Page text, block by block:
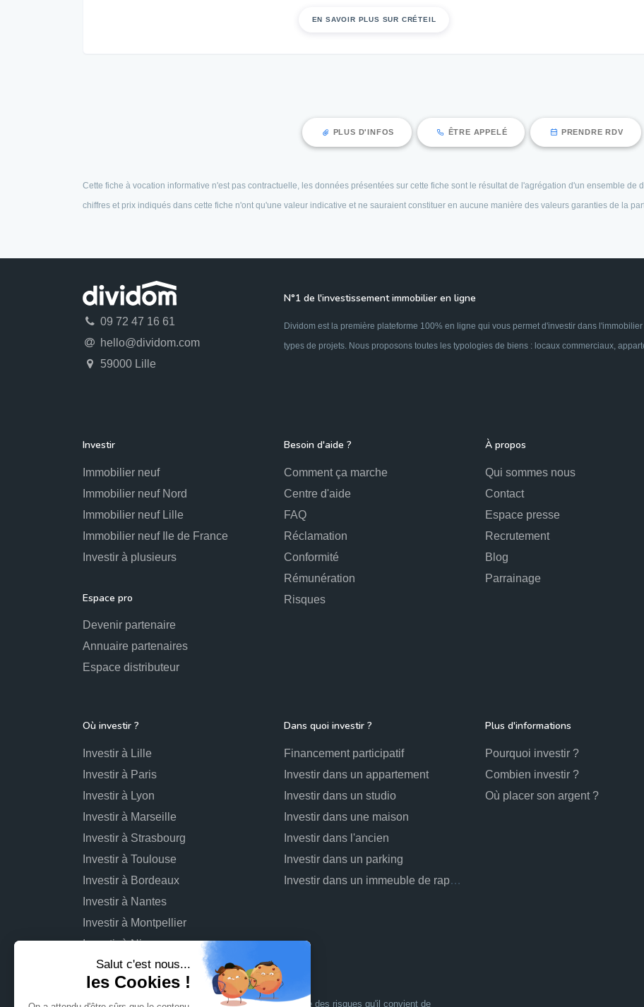
EN SAVOIR PLUS SUR CRÉTEIL
PLUS D'INFOS ÊTRE APPELÉ PRENDRE RDV
Cette fiche à vocation informative n'est pas contractuelle, les données présentées sur cette fiche sont le résultat de l'agrégation d'un ensemble
chiffres et prix indiqués dans cette fiche n'ont qu'une valeur indicative et ne sauraient constituer en aucune manière des valeurs garanties de la
09 72 47 16 61
hello@dividom.com
59000 Lille
N°1 de l'investissement immobilier en ligne
Dividom est la première plateforme 100% en ligne qui vous permet d'investir dans
types de projets. Nous proposons toutes les typologies de biens : locaux commerciaux,
Investir
Immobilier neuf
Immobilier neuf Nord
Immobilier neuf Lille
Immobilier neuf Ile de France
Investir à plusieurs
Espace pro
Devenir partenaire
Annuaire partenaires
Espace distributeur
Besoin d'aide ?
Comment ça marche
Centre d'aide
FAQ
Réclamation
Conformité
Rémunération
Risques
À propos
Qui sommes nous
Contact
Espace presse
Recrutement
Blog
Parrainage
Où investir ?
Investir à Lille
Investir à Paris
Investir à Lyon
Investir à Marseille
Investir à Strasbourg
Investir à Toulouse
Investir à Bordeaux
Investir à Nantes
Investir à Montpellier
Investir à Nice
Dans quoi investir ?
Financement participatif
Investir dans un appartement
Investir dans un studio
Investir dans une maison
Investir dans l'ancien
Investir dans un parking
Investir dans un immeuble de rapport
Plus d'informations
Pourquoi investir ?
Combien investir ?
Où placer son argent ?
L'investissement dans des projets immobiliers comporte des risques qu'il convient de